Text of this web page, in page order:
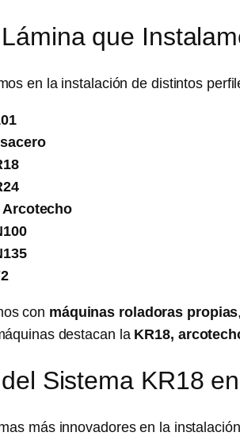
que
en la instalación de distintos
Arcotecho
con máquinas roladoras propias
destacan la KR18,
Sistema KR18
más innovadores en la